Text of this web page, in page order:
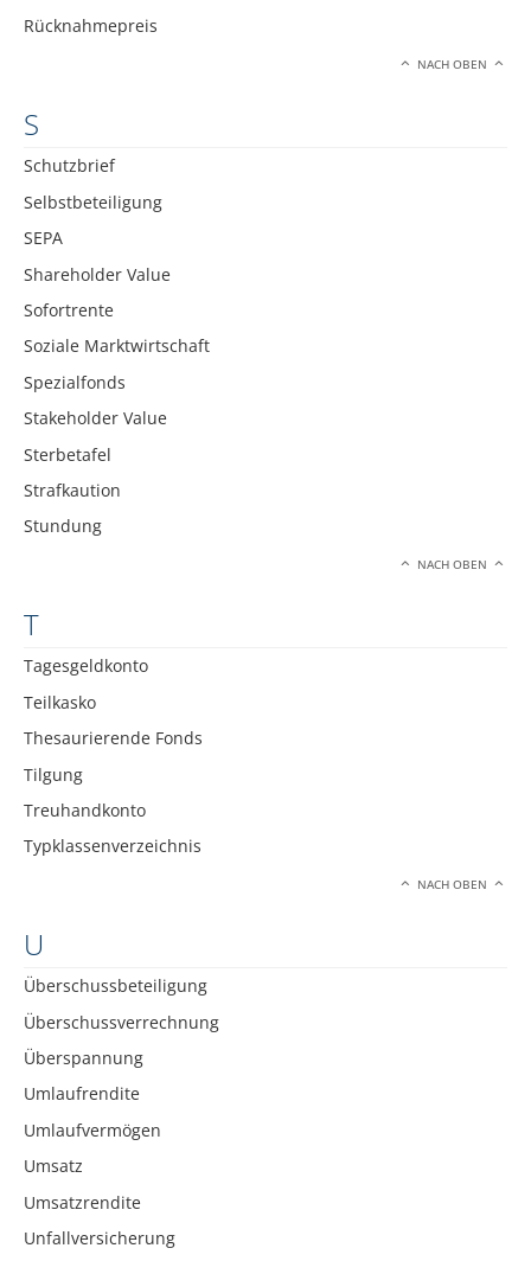
Rücknahmepreis
NACH OBEN
S
Schutzbrief
Selbstbeteiligung
SEPA
Shareholder Value
Sofortrente
Soziale Marktwirtschaft
Spezialfonds
Stakeholder Value
Sterbetafel
Strafkaution
Stundung
NACH OBEN
T
Tagesgeldkonto
Teilkasko
Thesaurierende Fonds
Tilgung
Treuhandkonto
Typklassenverzeichnis
NACH OBEN
U
Überschussbeteiligung
Überschussverrechnung
Überspannung
Umlaufrendite
Umlaufvermögen
Umsatz
Umsatzrendite
Unfallversicherung